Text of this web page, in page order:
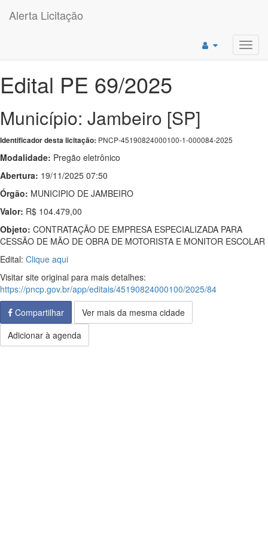
Alerta Licitação
Edital PE 69/2025
Município: Jambeiro [SP]
Identificador desta licitação: PNCP-45190824000100-1-000084-2025
Modalidade: Pregão eletrônico
Abertura: 19/11/2025 07:50
Órgão: MUNICIPIO DE JAMBEIRO
Valor: R$ 104.479,00
Objeto: CONTRATAÇÃO DE EMPRESA ESPECIALIZADA PARA
CESSÃO DE MÃO DE OBRA DE MOTORISTA E MONITOR ESCOLAR
Edital: Clique aqui
Visitar site original para mais detalhes:
https://pncp.gov.br/app/editais/45190824000100/2025/84
Compartilhar
Ver mais da mesma cidade
Adicionar à agenda